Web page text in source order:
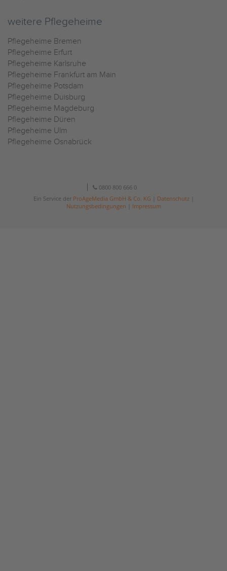
weitere Pflegeheime
Pflegeheime Bremen
Pflegeheime Erfurt
Pflegeheime Karlsruhe
Pflegeheime Frankfurt am Main
Pflegeheime Potsdam
Pflegeheime Duisburg
Pflegeheime Magdeburg
Pflegeheime Düren
Pflegeheime Ulm
Pflegeheime Osnabrück
0800 800 666 0
Ein Service der ProAgeMedia GmbH & Co. KG Datenschutz|
Nutzungsbedingungen
Impressum